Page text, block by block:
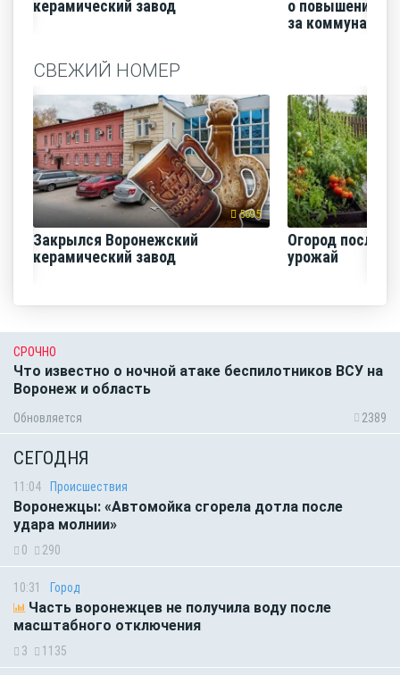
керамический завод
о повышении
за
СВЕЖИЙ НОМЕР
5695
Закрылся Воронежский
керамический завод
Огород после
урожай
СРОЧНО
Что известно о ночной атаке беспилотников ВСУ на
Воронеж и область
Обновляется 2389
СЕГОДНЯ
11:04 Происшествия
Воронежцы: «Автомойка сгорела дотла после
удара молнии»
0 290
10:31 Город
Часть воронежцев не получила воду после
масштабного отключения
3 1135